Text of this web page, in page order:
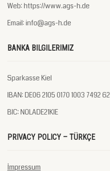
Web: https://www.ags-h.de
Email: info@ags-h.de
BANKA BILGILERIMIZ
Sparkasse Kiel
IBAN: DE06 2105 0170 1003 7492 62
BIC: NOLADE21KIE
PRIVACY POLICY – TÜRKÇE
İmpressum